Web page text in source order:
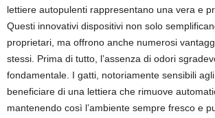
lettiere autopulenti rappresentano una vera e
Questi innovativi dispositivi non solo
proprietari, ma offrono anche numerosi
stessi. Prima di tutto, l’assenza di odori
fondamentale. I gatti, notoriamente sensibili
beneficiare di una lettiera che rimuove
mantenendo così l’ambiente sempre fresco e